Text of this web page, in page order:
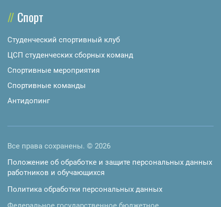
Спорт
Студенческий спортивный клуб
ЦСП студенческих сборных команд
Спортивные мероприятия
Спортивные команды
Антидопинг
Все права сохранены. © 2026
Положение об обработке и защите персональных данных
работников и обучающихся
Политика обработки персональных данных